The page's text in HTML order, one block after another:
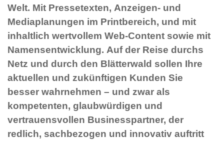
Welt. Mit Pressetexten, Anzeigen- und
Mediaplanungen im Printbereich, und mit
inhaltlich wertvollem Web-Content sowie mit
Namensentwicklung. Auf der Reise durchs
Netz und durch den Blätterwald sollen Ihre
aktuellen und zukünftigen Kunden Sie
besser wahrnehmen – und zwar als
kompetenten, glaubwürdigen und
vertrauensvollen Businesspartner, der
redlich, sachbezogen und innovativ auftritt